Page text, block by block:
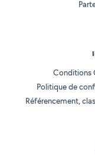
Conditions
Politique de
Référencement,